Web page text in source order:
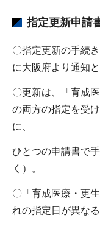
指定更新申請
〇指定更新の手続
に大阪府より通知
〇更新は、「育成
の両方の指定を受
に、
ひとつの申請書で
く）。
〇「育成医療・更
れの指定日が異な